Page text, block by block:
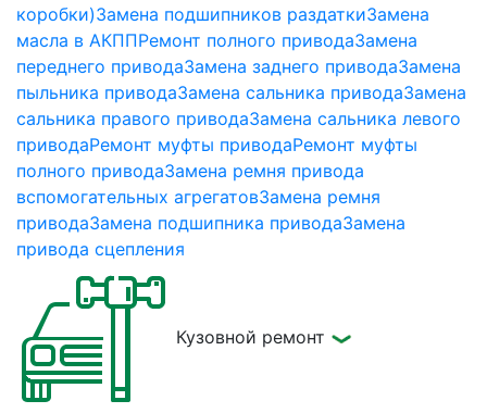
коробки)Замена подшипников раздаткиЗамена
масла в АКППРемонт полного приводаЗамена
переднего приводаЗамена заднего приводаЗамена
пыльника приводаЗамена сальника приводаЗамена
сальника правого приводаЗамена сальника левого
приводаРемонт муфты приводаРемонт муфты
полного приводаЗамена ремня привода
вспомогательных агрегатовЗамена ремня
приводаЗамена подшипника приводаЗамена
привода сцепления
Кузовной ремонт